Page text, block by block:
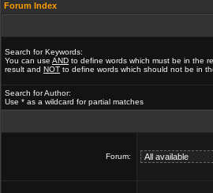
Forum Index
Search for Keywords:
You can use AND to define words which must be in the
result and NOT to define words which should not be in
Search for Author:
Use * as a wildcard for partial matches
Forum: